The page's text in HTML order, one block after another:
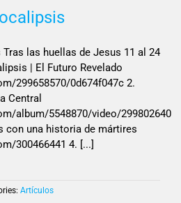
las huellas de Jesus 11 al 24
| El Futuro Revelado
299658570/0d674f047c 2.
Central
album/5548870/video/299802640
con una historia de mártires
300466441 4. [...]
Artículos